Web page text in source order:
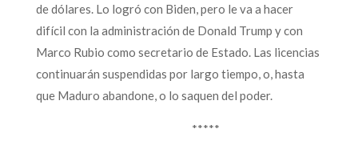
de dólares. Lo logró con Biden, pero le va a hacer
difícil con la administración de Donald Trump y con
Marco Rubio como secretario de Estado. Las licencias
continuarán suspendidas por largo tiempo, o, hasta
que Maduro abandone, o lo saquen del poder.
*****